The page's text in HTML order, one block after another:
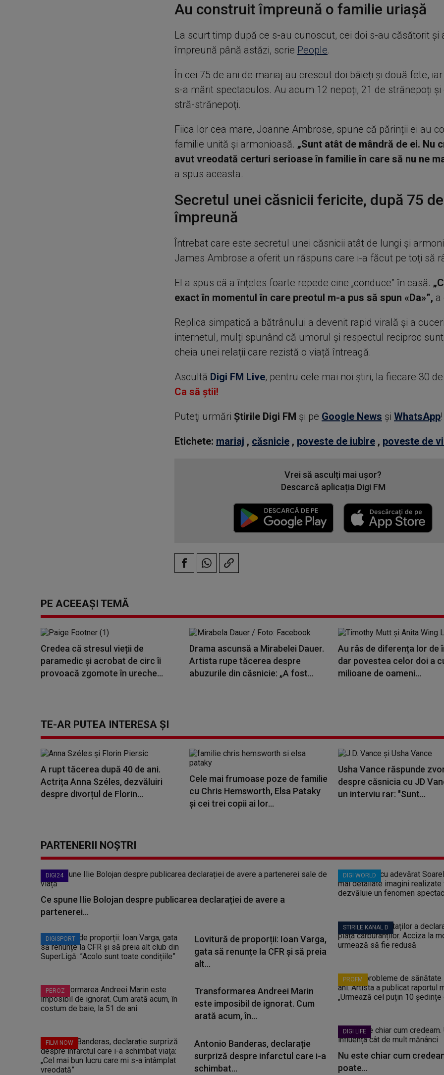
Au construit împreună o familie uriașă
La scurt timp după ce s-au cunoscut, cei doi s-au căsătorit și
împreună până astăzi, scrie People.
În cei 75 de ani de mariaj au crescut doi băieți și două fete,
s-a mărit spectaculos. Au acum 12 nepoți, 21 de strănepoți și
stră-strănepoți.
Fiica lor cea mare, Joanne Ambrose, spune că părinții ei au
familie unită și armonioasă. „Sunt atât de mândră de ei. Nu
avut vreodată certuri serioase în familie în care să nu ne
a spus aceasta.
Secretul unei căsnicii fericite, după 75
împreună
Întrebat care este secretul unei căsnicii atât de lungi și
James Ambrose a oferit un răspuns care i-a făcut pe toți să
El a spus că a înțeles foarte repede cine „conduce” în casă.
exact în momentul în care preotul m-a pus să spun «Da»”, a
Replica simpatică a bătrânului a devenit rapid virală și a
internetul, mulți spunând că umorul și respectul reciproc
cheia unei relații care rezistă o viață întreagă.
Ascultă Digi FM Live, pentru cele mai noi știri, la fiecare 30
Ca să știi!
Puteţi urmări Știrile Digi FM şi pe Google News şi WhatsApp!
Etichete: mariaj , căsnicie, poveste de iubire, poveste de
Vrei să asculți mai ușor?
Descarcă aplicația Digi FM
PE ACEEAȘI TEMĂ
Credea că stresul vieții de
paramedic și acrobat de circ îi
provoacă zgomote în ureche...
Drama ascunsă a Mirabelei Dauer.
Artista rupe tăcerea despre
abuzurile din căsnicie: „A fost...
Au râs de diferența lor de
dar povestea celor doi a
milioane de oameni...
TE-AR PUTEA INTERESA ȘI
A rupt tăcerea după 40 de ani.
Actrița Anna Széles, dezvăluiri
despre divorțul de Florin...
Cele mai frumoase poze de familie
cu Chris Hemsworth, Elsa Pataky
și cei trei copii ai lor...
Usha Vance răspunde
despre căsnicia cu JD
un interviu rar: "Sunt...
PARTENERII NOȘTRI
DIGI24
Ce spune Ilie Bolojan despre publicarea declarației de avere a
partenerei...
DIGISPORT
Lovitură de proporții: Ioan Varga,
gata să renunțe la CFR și să preia
alt...
PEROZ
Transformarea Andreei Marin
este imposibil de ignorat. Cum
arată acum, în...
FILM NOW
Antonio Banderas, declarație
surpriză despre infarctul care i-a
schimbat...
DIGI WORLD
STIRILE KANAL D
PROFM
DIGI LIFE
Nu este chiar cum
poate...